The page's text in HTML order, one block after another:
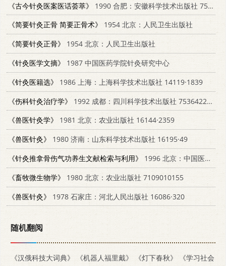
《古今针灸医案医话荟萃》
1990 合肥：安徽科学技术出版社 7533703219
《简要针灸正骨 简要正骨术》
1954 北京：人民卫生出版社
《简要针灸正骨》
1954 北京：人民卫生出版社
《针灸医学文摘》
1987 中国医药学院针灸研究中心
《针灸医籍选》
1986 上海：上海科学技术出版社 14119·1839
《伤科针灸治疗学》
1992 成都：四川科学技术出版社 7536422210
《兽医针灸学》
1981 北京：农业出版社 16144·2359
《兽医针灸》
1980 济南：山东科学技术出版社 16195·49
《针灸推拿骨伤气功养生文献检索与利用》
1996 北京：中国医药科技出版社 7506714477
《畜牧微生物学》
1980 北京：农业出版社 7109010155
《兽医针灸》
1978 石家庄：河北人民出版社 16086·320
随机翻阅
《汉俄科技大词典》 《机器人福里戴》 《灯下春秋》 《学习社会